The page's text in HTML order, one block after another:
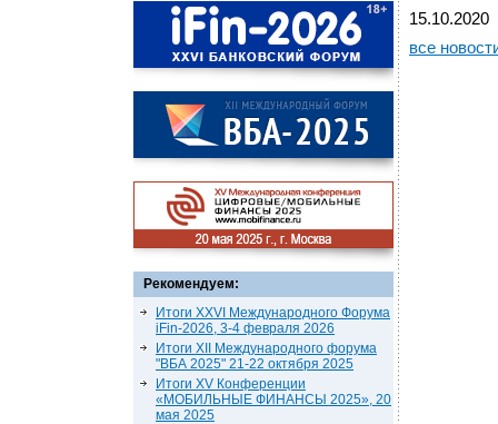
Рекомендуем:
Итоги XXVI Международного Форума
iFin-2026, 3-4 февраля 2026
Итоги XII Международного форума
"ВБА 2025" 21-22 октября 2025
Итоги XV Конференции
«МОБИЛЬНЫЕ ФИНАНСЫ 2025», 20
мая 2025
15.10.2020
все